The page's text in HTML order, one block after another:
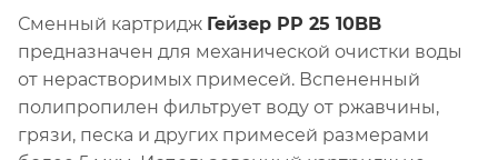
Сменный картридж Гейзер PP 25 10BB
предназначен для механической очистки воды
от нерастворимых примесей. Вспененный
полипропилен фильтрует воду от ржавчины,
грязи, песка и других примесей размерами